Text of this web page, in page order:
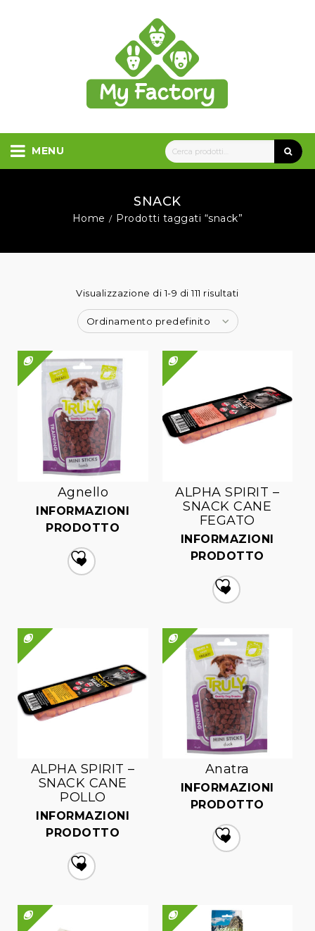
MENU
SNACK
Home / Prodotti taggati “snack”
Visualizzazione di 1-9 di 111 risultati
Ordinamento predefinito
Agnello
INFORMAZIONI
PRODOTTO
ALPHA SPIRIT –
SNACK CANE
FEGATO
INFORMAZIONI
PRODOTTO
QUICK VIEW
ALPHA SPIRIT –
SNACK CANE
POLLO
INFORMAZIONI
PRODOTTO
QUICK VIEW
Anatra
INFORMAZIONI
PRODOTTO